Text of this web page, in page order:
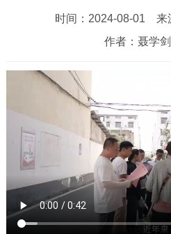
时间： 2024-08-01 来
作者： 聂学